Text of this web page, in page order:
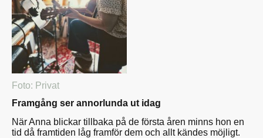
Foto: Privat
Framgång ser annorlunda ut idag
När Anna blickar tillbaka på de första åren minns hon en
tid då framtiden låg framför dem och allt kändes möjligt.